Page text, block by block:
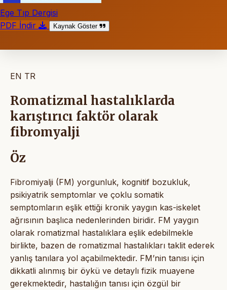
Ege Tıp Dergisi
PDF İndir
Kaynak Göster
EN TR
Romatizmal hastalıklarda
karıştırıcı faktör olarak
fibromyalji
Öz
Fibromiyalji (FM) yorgunluk, kognitif bozukluk,
psikiyatrik semptomlar ve çoklu somatik
semptomların eşlik ettiği kronik yaygın kas-iskelet
ağrısının başlıca nedenlerinden biridir. FM yaygın
olarak romatizmal hastalıklara eşlik edebilmekle
birlikte, bazen de romatizmal hastalıkları taklit ederek
yanlış tanılara yol açabilmektedir. FM’nin tanısı için
dikkatli alınmış bir öykü ve detaylı fizik muayene
gerekmektedir, hastalığın tanısı için özgül bir